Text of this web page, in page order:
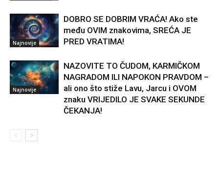
Najnovije
DOBRO SE DOBRIM VRAĆA! Ako ste
među OVIM znakovima, SREĆA JE
PRED VRATIMA!
Najnovije
NAZOVITE TO ČUDOM, KARMIČKOM
NAGRADOM ILI NAPOKON PRAVDOM –
ali ono što stiže Lavu, Jarcu i OVOM
znaku VRIJEDILO JE SVAKE SEKUNDE
ČEKANJA!